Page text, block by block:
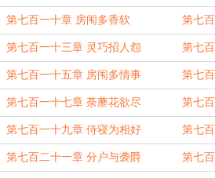
第七百一十章 房闱多香软 第七
第七百一十三章 灵巧招人怨 第七
第七百一十五章 房闱多情事 第七
第七百一十七章 荼蘼花欲尽 第七
第七百一十九章 侍寝为相好 第七
第七百二十一章 分户与袭爵 第七